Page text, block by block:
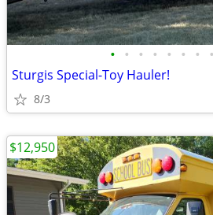
• • • • • • • •
Sturgis Special-Toy Hauler!
8/3
$12,950